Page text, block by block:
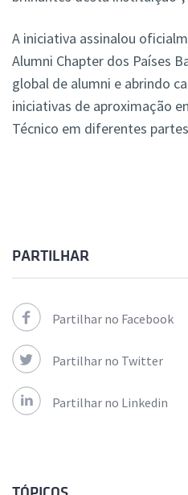
A iniciativa assinalou
Alumni Chapter dos Países
global de alumni e abrindo
iniciativas de aproximação
Técnico em diferentes
PARTILHAR
Partilhar no Facebook
Partilhar no Twitter
Partilhar no Linkedin